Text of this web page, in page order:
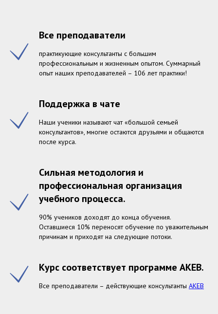
Все преподаватели
практикующие консультанты с большим
профессиональным и жизненным опытом. Суммарный
опыт наших преподавателей – 106 лет практики!
Поддержка в чате
Наши ученики называют чат «большой семьей
консультантов», многие остаются друзьями и общаются
после курса.
Сильная методология и
профессиональная организация
учебного процесса.
90% учеников доходят до конца обучения.
Оставшиеся 10% переносят обучение по уважительным
причинам и приходят на следующие потоки.
Курс соответствует программе АКЕВ.
Все преподаватели – действующие консультанты АКЕВ